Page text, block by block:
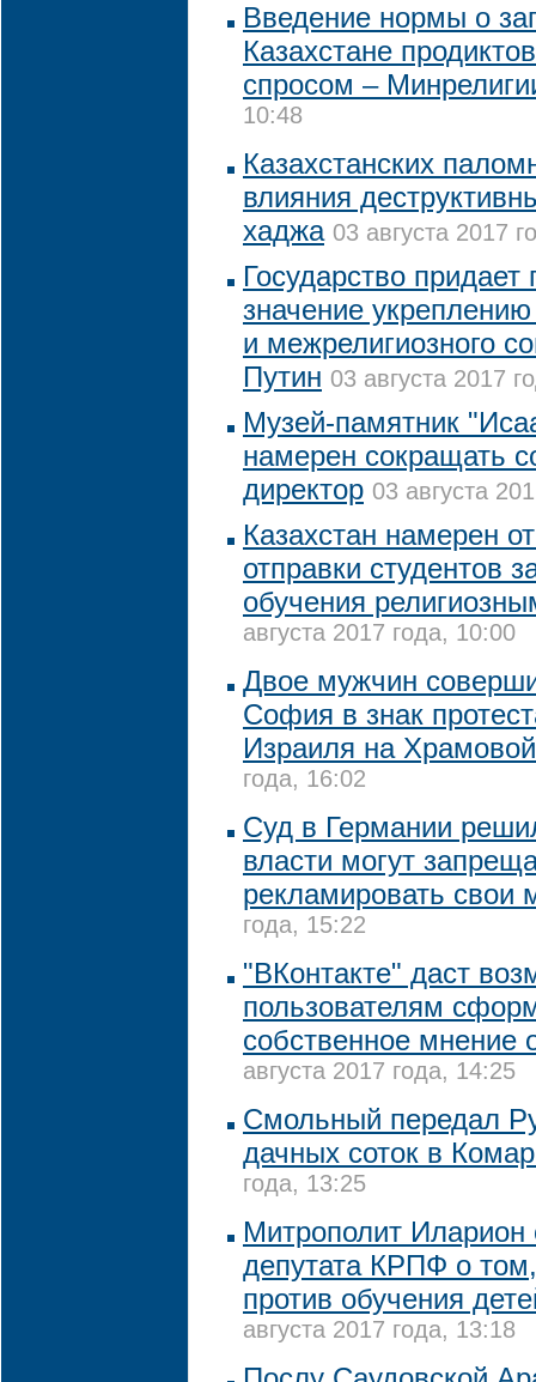
Введение нормы о
Казахстане
спросом –
10:48
Казахстанских
влияния
хаджа 03 августа 2017
Государство придает
значение
и межрелигиозного
Путин 03 августа 2017
Музей-памятник
намерен сокращать
директор 03 августа
Казахстан намерен
отправки студентов
обучения
августа 2017 года, 10:00
Двое мужчин
София в знак
Израиля на
года, 16:02
Суд в Германии
власти могут
рекламировать свои
года, 15:22
"ВКонтакте" даст
пользователям
собственное мнение
августа 2017 года, 14:25
Смольный передал
дачных соток в
года, 13:25
Митрополит Иларион
депутата КРПФ о
против обучения
августа 2017 года, 13:18